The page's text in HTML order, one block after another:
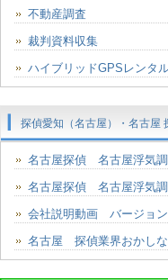
不動産調査
裁判資料収集
ハイブリッドGPSレンタ
探偵愛知（名古屋）・名古屋
名古屋探偵 名古屋浮気
名古屋探偵 名古屋浮気
会社説明動画 バージョ
名古屋 探偵業界おかし